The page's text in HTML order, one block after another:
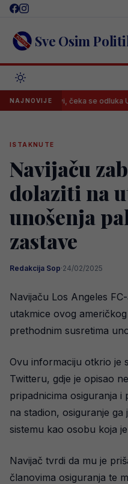
Skip
content Sve Osim
NAJNOVIJEčeka se odluka UEFA?
ISTAKNUTE
Navijaču
dolaziti na
unošenja
zastave
Redakcija Sop·24/02/2025
Navijaču Los Angeles
utakmice ovog
prethodnim susretima
Ovu informaciju otkrio je
Twitteru, gdje je opisao
pripadnicima osiguranja i
na stadion, osiguranje
sistemu kao osobu koja
Navijač tvrdi da mu je
članovima osiguranja te